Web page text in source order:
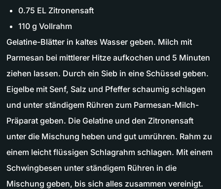
0.75 EL Zitronensaft
110 g Vollrahm
Gelatine-Blätter in kaltes Wasser geben. Milch mit
Parmesan bei mittlerer Hitze aufkochen und 5 Minuten
ziehen lassen. Durch ein Sieb in eine Schüssel geben.
Eigelbe mit Senf, Salz und Pfeffer schaumig schlagen
und unter ständigem Rühren zum Parmesan-Milch-
Präparat geben. Die Gelatine und den Zitronensaft
unter die Mischung heben und gut umrühren. Rahm zu
einem leicht flüssigen Schlagrahm schlagen. Mit einem
Schwingbesen unter ständigem Rühren in die
Mischung geben, bis sich alles zusammen vereinigt.